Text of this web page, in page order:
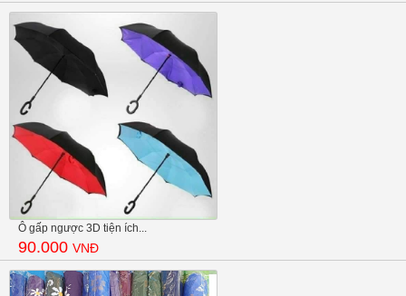
Ô gấp ngược 3D tiện ích...
90.000 VNĐ